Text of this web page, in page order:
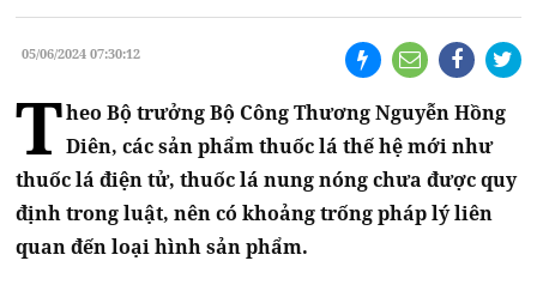
05/06/2024 07:30:12
Theo Bộ trưởng Bộ Công Thương Nguyễn Hồng
Diên, các sản phẩm thuốc lá thế hệ mới như
thuốc lá điện tử, thuốc lá nung nóng chưa được quy
định trong luật, nên có khoảng trống pháp lý liên
quan đến loại hình sản phẩm.